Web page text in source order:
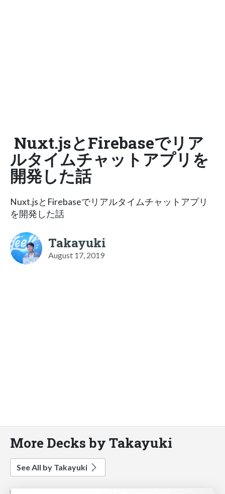
Nuxt.jsとFirebaseでリア
ルタイムチャットアプリを
開発した話
Nuxt.jsとFirebaseでリアルタイムチャットアプリ
を開発した話
Takayuki
August 17, 2019
More Decks by Takayuki
See All by Takayuki